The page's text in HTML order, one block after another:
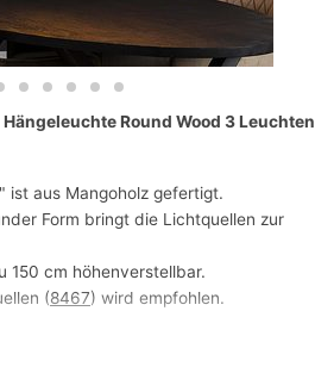
Round Wood 3 Leuchten
ist aus Mangoholz gefertigt.
Form bringt die Lichtquellen zur
150 cm höhenverstellbar.
(8467) wird empfohlen.